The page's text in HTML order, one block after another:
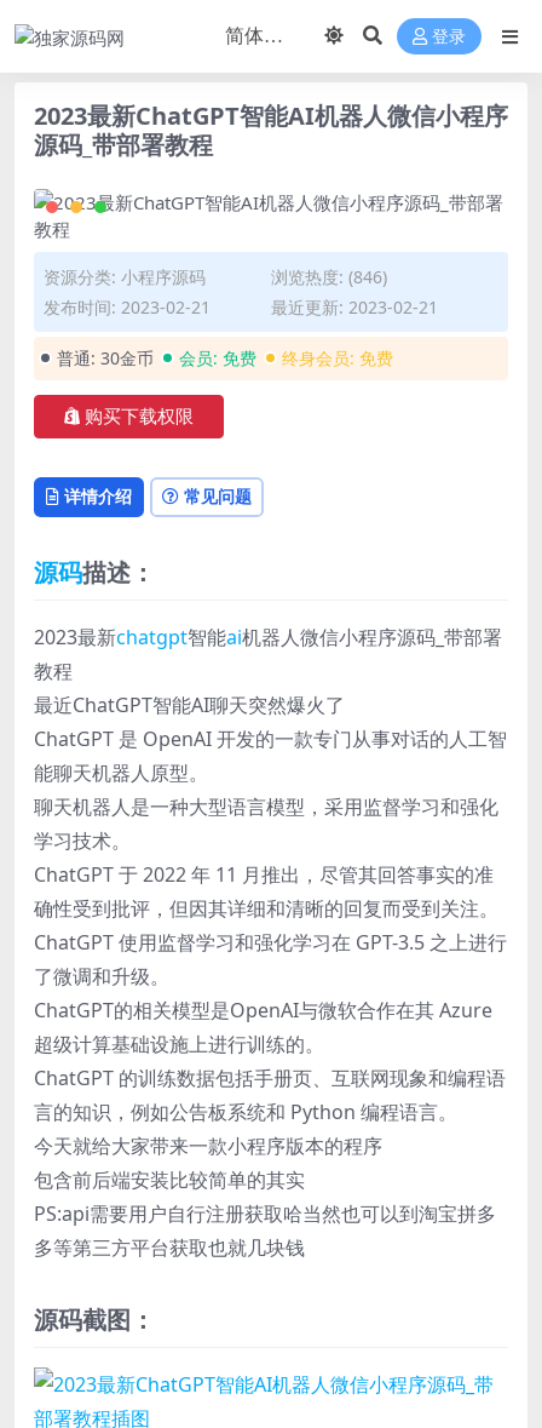
登录
2023最新ChatGPT智能AI机器人微信小程序
源码_带部署教程
资源分类: 小程序源码
浏览热度: (846)
发布时间: 2023-02-21
最近更新: 2023-02-21
普通: 30金币 会员: 免费 终身会员: 免费
购买下载权限
详情介绍 常见问题
源码描述：
2023最新chatgpt智能ai机器人微信小程序源码_带部署
教程
最近ChatGPT智能AI聊天突然爆火了
ChatGPT 是 OpenAI 开发的一款专门从事对话的人工智
能聊天机器人原型。
聊天机器人是一种大型语言模型，采用监督学习和强化
学习技术。
ChatGPT 于 2022 年 11 月推出，尽管其回答事实的准
确性受到批评，但因其详细和清晰的回复而受到关注。
ChatGPT 使用监督学习和强化学习在 GPT-3.5 之上进行
了微调和升级。
ChatGPT的相关模型是OpenAI与微软合作在其 Azure
超级计算基础设施上进行训练的。
ChatGPT 的训练数据包括手册页、互联网现象和编程语
言的知识，例如公告板系统和 Python 编程语言。
今天就给大家带来一款小程序版本的程序
包含前后端安装比较简单的其实
PS:api需要用户自行注册获取哈当然也可以到淘宝拼多
多等第三方平台获取也就几块钱
源码截图：